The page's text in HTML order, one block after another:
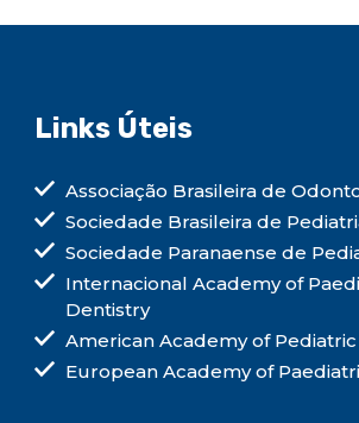
Links Úteis
Associação Brasileira de
Sociedade Brasileira de
Sociedade Paranaense de
Internacional Academy of
Dentistry
American Academy of
European Academy of